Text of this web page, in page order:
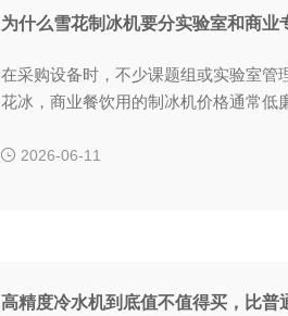
为什么雪花制冰机要分实验室和商业
在采购设备时，不少课题组或实验室
花冰，商业餐饮用的制冰机价格通常
2026-06-11
高精度冷水机到底值不值得买，比普